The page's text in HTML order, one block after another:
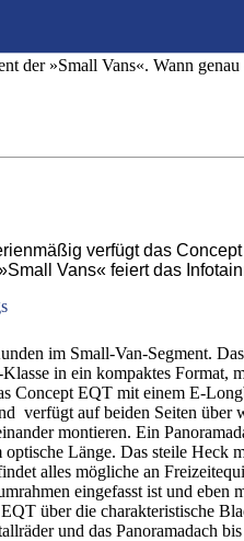
der »Small Vans«. Wann
verfügt das
Vans« feiert das
im Small-Van-Segment.
in ein kompaktes Format,
EQT mit einem E-
auf beiden Seiten über
montieren. Ein
Länge. Das steile Heck
alles mögliche an
eingefasst ist und eben
über die charakteristische
und das Panoramadach